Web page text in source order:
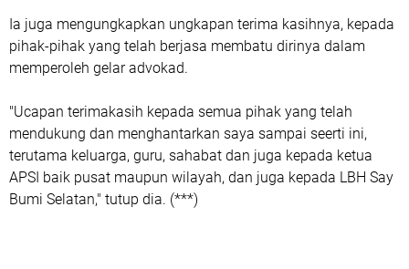
Ia juga mengungkapkan ungkapan terima kasihnya, kepada
pihak-pihak yang telah berjasa membatu dirinya dalam
memperoleh gelar advokad.
"Ucapan terimakasih kepada semua pihak yang telah
mendukung dan menghantarkan saya sampai seerti ini,
terutama keluarga, guru, sahabat dan juga kepada ketua
APSI baik pusat maupun wilayah, dan juga kepada LBH Say
Bumi Selatan," tutup dia. (***)